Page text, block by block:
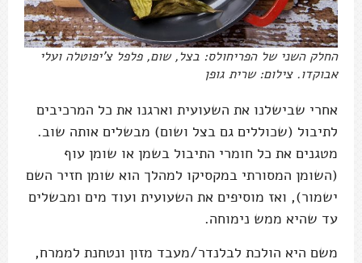
החלק השני של הפריחולס: בצל, שום, פלפל צ'יפוטלה ועלי
אבוקדו. צילום: שרית גופן
אחרי שבישלנו את השעועית וארגנו את כל המרכיבים
לתיבול (שכוללים גם בצל ושום) מבשלים אותה שוב.
מטגנים את כל חומרי התיבול בשמן או שומן עוף
(השומן המסורתי במקסיקו למהלך הוא שומן חזיר השם
ישמור), ואז מוסיפים את השעועית ועוד מים ומבשלים
עד שהיא ממש נימוחה.
משם היא הולכת לבלנדר/מעבד מזון ונטחנת לממרח,